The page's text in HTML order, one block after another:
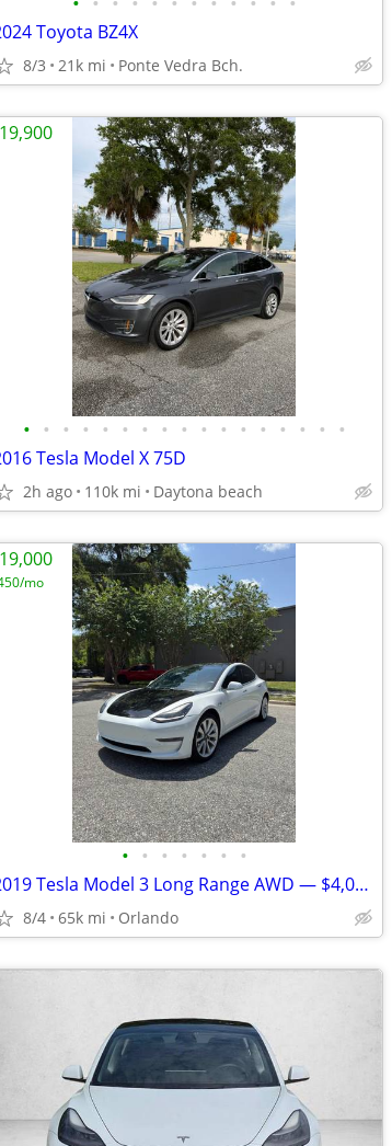
Toyota BZ4X
8/3 21k mi Ponte Vedra Bch.
• • • • • • • • • • • • • • • • •
Tesla Model X 75D
2h ago 110k mi Daytona beach
• • • • • • •
2019 Tesla Model 3 Long Range AWD — $4,000 Down / Finance Available
8/4 65k mi Orlando
mo